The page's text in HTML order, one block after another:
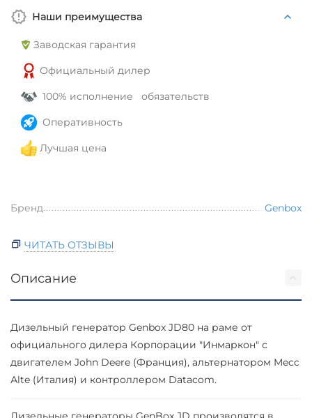
Наши преимущества
Заводская гарантия
Официальный дилер
100% исполнение обязательств
Оперативность
Лучшая цена
Бренд Genbox
ЧИТАТЬ ОТЗЫВЫ
Описание
Дизельный генератор Genbox JD80 на раме от
официального дилера Корпорации "Инмаркон" с
двигателем John Deere (Франция), альтернатором Mecc
Аlte (Италия) и контроллером Datacom.